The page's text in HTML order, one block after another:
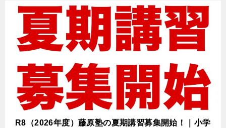
R8（2026年度）藤原塾の夏期講習募集開始！｜小学